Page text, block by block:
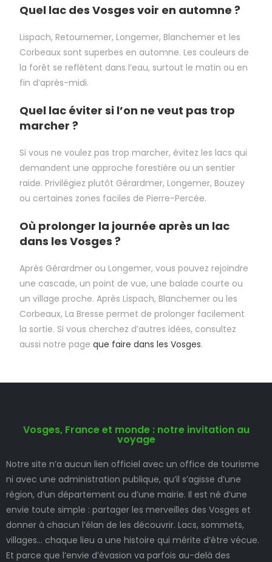
Quel lac des Vosges voir en automne ?
Lispach, Retournemer, Longemer, Blanchemer et les
Corbeaux sont superbes en automne. Les couleurs de
la forêt se reflètent dans l’eau, surtout le matin ou en
fin d’après-midi.
Quel lac éviter si l’on ne veut pas trop
marcher ?
Si vous ne voulez pas trop marcher, évitez les lacs qui
demandent une approche forestière ou un sentier
raide. Privilégiez plutôt Gérardmer, Longemer, Bouzey
ou certaines zones faciles de Pierre-Percée.
Où prolonger la journée après un lac
dans les Vosges ?
Après Gérardmer ou Longemer, vous pouvez rejoindre
une cascade, un point de vue, une balade courte ou
un village proche. Après Lispach, Blanchemer ou les
Corbeaux, La Bresse permet de prolonger facilement
la sortie. Si vous cherchez d’autres idées, consultez
aussi notre pageque faire dans les Vosges.
Vosges, France et monde : notre invitation au
voyage
Notre site n’a aucun lien officiel avec un office de tourisme
ni avec une administration publique, qu’il s’agisse d’une
région, d’un département ou d’une mairie. Il est né d’une
envie toute simple : partager les merveilles des Vosges et
donner à chacun l’élan de les découvrir. Lacs, sommets,
villages… chaque lieu a une histoire qui mérite d’être vécue.
Et parce que l’envie d’évasion va parfois au-delà des